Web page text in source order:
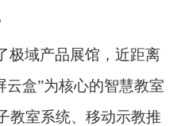
极域产品展馆，近距离
云盒”为核心的智慧教室
教室系统、移动示教推